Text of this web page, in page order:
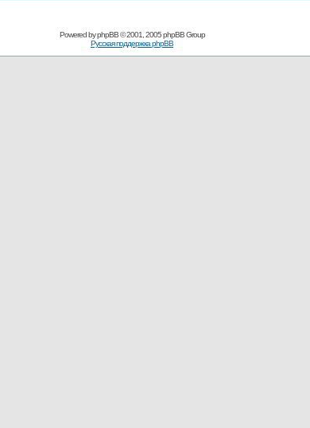
Powered byphpBB© 2001, 2005 phpBB Group
Русская поддержка phpBB